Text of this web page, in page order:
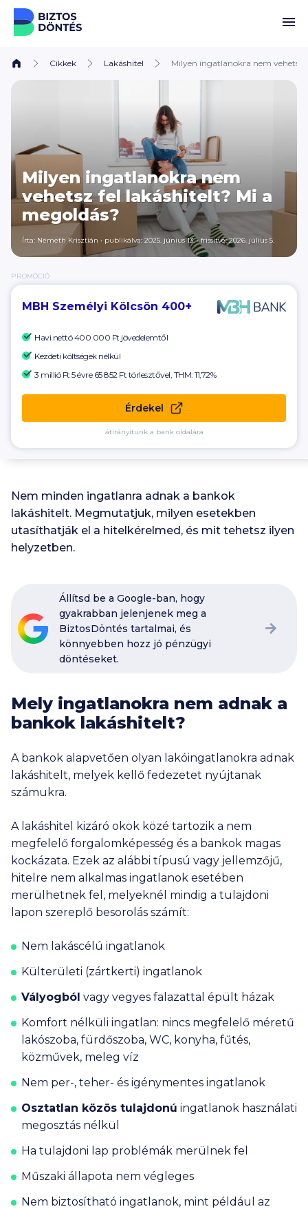
Ugrás a tartalomhoz
Cikkek Lakáshitel Milyen ingatlanokra nem vehetsz
Milyen ingatlanokra nem
vehetsz fel lakáshitelt? Mi a
megoldás?
Írta: Németh Krisztián • publikálva: 2025. június 13.•frissítve: 2026. július 5.
PROMÓCIÓ
MBH Személyi Kölcsön 400+
Havi nettó400 000 Ft jövedelemtől
Kezdeti költségek nélkül
3 millió Ft 5 évre 65 852 Ft törlesztővel, THM: 11,72%
Érdekel
átirányítunk a bank oldalára
Nem minden ingatlanra adnak a bankok
lakáshitelt. Megmutatjuk, milyen esetekben
utasíthatják el a hitelkérelmed, és mit tehetsz ilyen
helyzetben.
Állítsd be a Google-ban, hogy
gyakrabban jelenjenek meg a
BiztosDöntés tartalmai, és
könnyebben hozz jó pénzügyi
döntéseket.
Mely ingatlanokra nem adnak a
bankok lakáshitelt?
A bankok alapvetően olyan lakóingatlanokra adnak
lakáshitelt, melyek kellő fedezetet nyújtanak
számukra.
A lakáshitel kizáró okok közé tartozik a nem
megfelelő forgalomképesség és a bankok magas
kockázata. Ezek az alábbi típusú vagy jellemzőjű,
hitelre nem alkalmas ingatlanok esetében
merülhetnek fel, melyeknél mindig a tulajdoni
lapon szereplő besorolás számít:
Nem lakáscélú ingatlanok
Külterületi (zártkerti) ingatlanok
Vályogból vagy vegyes falazattal épült házak
Komfort nélküli ingatlan: nincs megfelelő méretű
lakószoba, fürdőszoba, WC, konyha, fűtés,
közművek, meleg víz
Nem per-, teher- és igénymentes ingatlanok
Osztatlan közös tulajdonú ingatlanok használati
megosztás nélkül
Ha tulajdoni lap problémák merülnek fel
Műszaki állapota nem végleges
Nem biztosítható ingatlanok, mint például az